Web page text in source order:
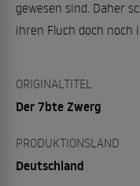
gewesen sind. Daher
ihren Fluch doch noch
ORIGINALTITEL
Der 7bte Zwerg
PRODUKTIONSLAND
Deutschland